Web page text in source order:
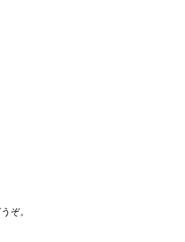
ぞ。